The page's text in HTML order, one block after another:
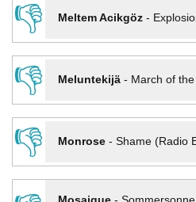
👎
Meltem Acikgöz-
👎
Meluntekijä- March of the
👎
Monrose- Shame (Radio